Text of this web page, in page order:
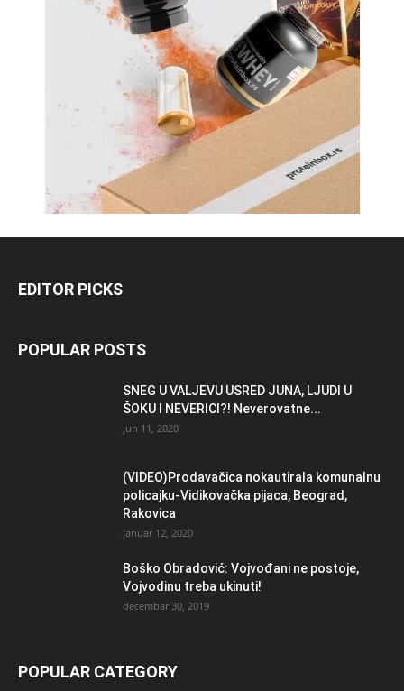
EDITOR PICKS
POPULAR POSTS
SNEG U VALJEVU USRED JUNA, LJUDI U
ŠOKU I NEVERICI?! Neverovatne...
jun 11, 2020
(VIDEO)Prodavačica nokautirala komunalnu
policajku-Vidikovačka pijaca, Beograd,
Rakovica
januar 12, 2020
Boško Obradović: Vojvođani ne postoje,
Vojvodinu treba ukinuti!
decembar 30, 2019
POPULAR CATEGORY